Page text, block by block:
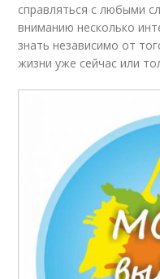
справляться с любыми
вниманию несколько
знать независимо от
жизни уже сейчас или